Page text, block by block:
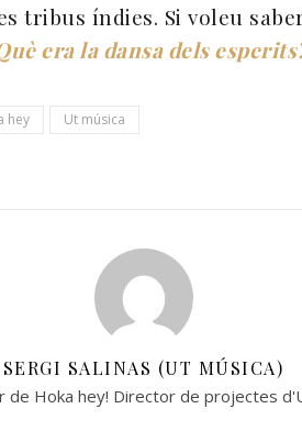
tribus índies. Si voleu
era la dansa dels
hey Ut música
SERGI SALINAS (UT MÚSICA)
de Hoka hey! Director de projectes